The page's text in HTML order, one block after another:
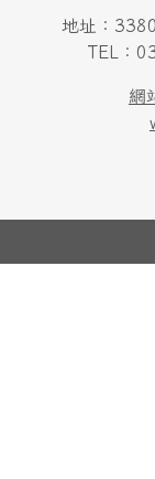
地址：
TEL：
網